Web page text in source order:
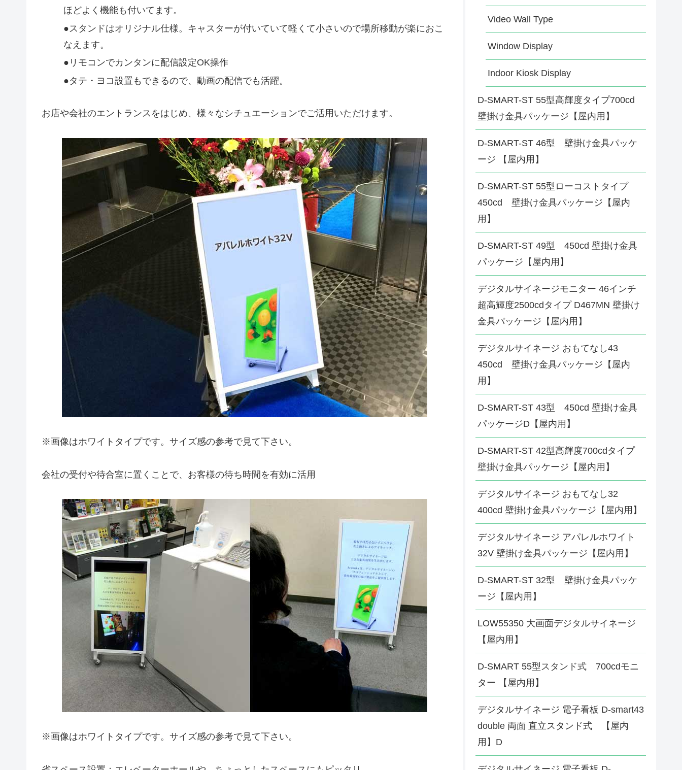
ほどよく機能も付いてます。
●スタンドはオリジナル仕様。キャスターが付いていて軽くて小さいので場所移動が楽におこ
なえます。
●リモコンでカンタンに配信設定OK操作
●タテ・ヨコ設置もできるので、動画の配信でも活躍。
お店や会社のエントランスをはじめ、様々なシチュエーションでご活用いただけます。
※画像はホワイトタイプです。サイズ感の参考で見て下さい。
会社の受付や待合室に置くことで、お客様の待ち時間を有効に活用
※画像はホワイトタイプです。サイズ感の参考で見て下さい。
Video Wall Type
Window Display
Indoor Kiosk Display
D-SMART-ST 55型高輝度タイプ700cd
壁掛け金具パッケージ【屋内用】
D-SMART-ST 46型 壁掛け金具パッケ
ージ 【屋内用】
D-SMART-ST 55型ローコストタイプ
450cd 壁掛け金具パッケージ【屋内
用】
D-SMART-ST 49型 450cd 壁掛け金具
パッケージ【屋内用】
デジタルサイネージモニター 46インチ
超高輝度2500cdタイプ D467MN 壁掛け
金具パッケージ【屋内用】
デジタルサイネージ おもてなし43
450cd 壁掛け金具パッケージ【屋内
用】
D-SMART-ST 43型 450cd 壁掛け金具
パッケージD【屋内用】
D-SMART-ST 42型高輝度700cdタイプ
壁掛け金具パッケージ【屋内用】
デジタルサイネージ おもてなし32
400cd 壁掛け金具パッケージ【屋内用】
デジタルサイネージ アパレルホワイト
32V 壁掛け金具パッケージ【屋内用】
D-SMART-ST 32型 壁掛け金具パッケ
ージ【屋内用】
LOW55350 大画面デジタルサイネージ
【屋内用】
D-SMART 55型スタンド式 700cdモニ
ター 【屋内用】
デジタルサイネージ 電子看板 D-smart43
double 両面 直立スタンド式 【屋内
用】D